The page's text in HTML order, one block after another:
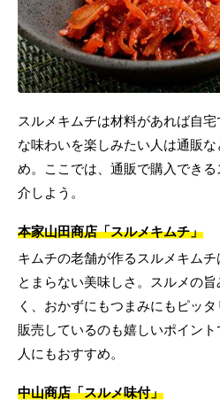
スルメキムチは材料があれば自
な味わいを楽しみたい人は通販
め。ここでは、通販で購入でき
介しよう。
本家山田商店「スルメキムチ」
キムチの老舗が作るスルメキムチ
とまらない美味しさ。スルメの
く、おかずにもつまみにもピッ
販売しているのも嬉しいポイン
人にもおすすめ。
中山商店「スルメ味付」